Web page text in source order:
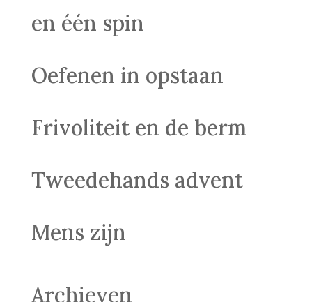
en één spin
Oefenen in opstaan
Frivoliteit en de berm
Tweedehands advent
Mens zijn
Archieven